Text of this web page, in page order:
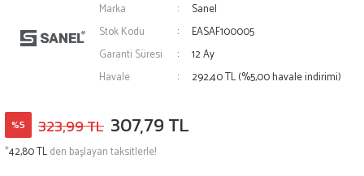
Marka
Sanel
Stok Kodu
EASAF100005
Garanti Süresi
12 Ay
Havale
292,40 TL (%5,00 havale indirimi)
%5 323,99 TL 307,79 TL
*42,80 TLden başlayan taksitlerle!